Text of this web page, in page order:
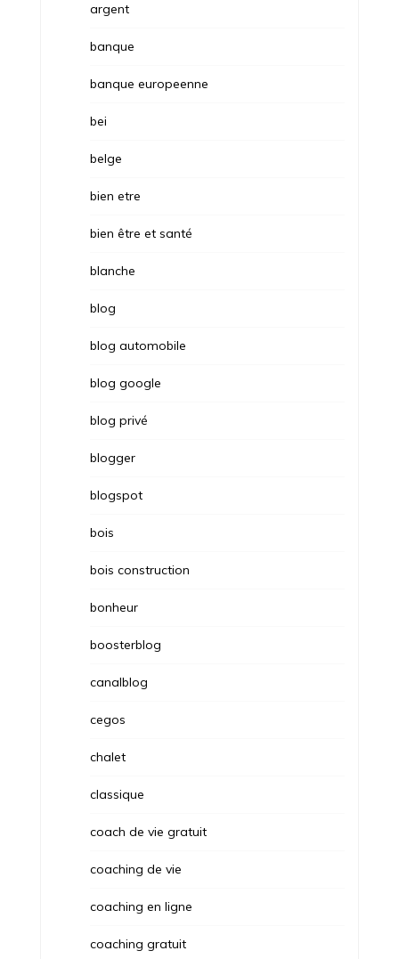
argent
banque
banque europeenne
bei
belge
bien etre
bien être et santé
blanche
blog
blog automobile
blog google
blog privé
blogger
blogspot
bois
bois construction
bonheur
boosterblog
canalblog
cegos
chalet
classique
coach de vie gratuit
coaching de vie
coaching en ligne
coaching gratuit